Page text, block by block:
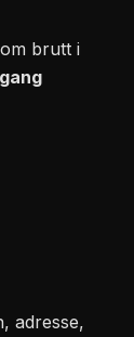
brutt i
adresse,